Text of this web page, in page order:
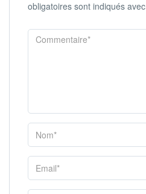
obligatoires sont indiqués avec